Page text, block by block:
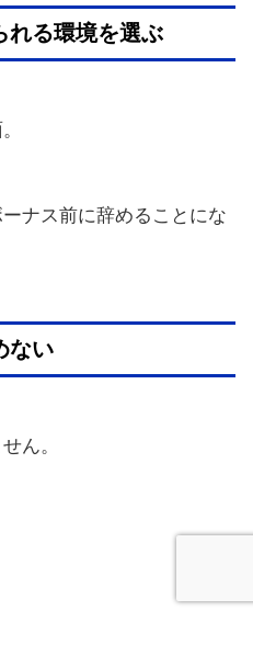
れる環境を選ぶ
ナス前に辞めることにな
ない
ん。